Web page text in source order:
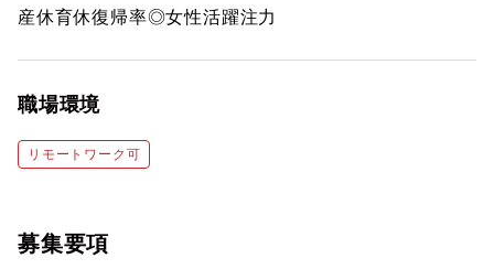
産休育休復帰率◎女性活躍注力
職場環境
リモートワーク可
募集要項